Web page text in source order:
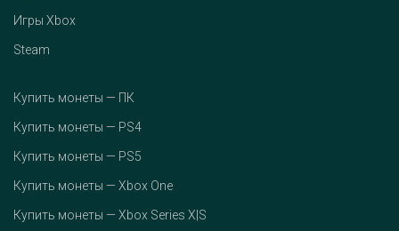
Игры Xbox
Steam
Купить монеты — ПК
Купить монеты — PS4
Купить монеты — PS5
Купить монеты — Xbox One
Купить монеты — Xbox Series X|S